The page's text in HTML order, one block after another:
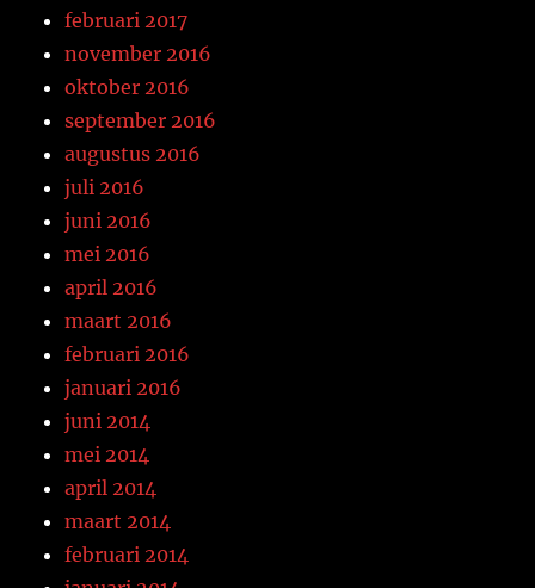
februari 2017
november 2016
oktober 2016
september 2016
augustus 2016
juli 2016
juni 2016
mei 2016
april 2016
maart 2016
februari 2016
januari 2016
juni 2014
mei 2014
april 2014
maart 2014
februari 2014